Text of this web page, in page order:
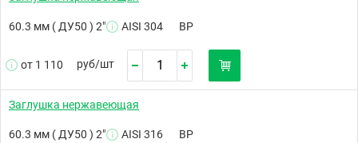
60.3 мм ( ДУ50 ) 2" AISI 304 ВР
от 1 110 руб/шт
Заглушка нержавеющая
60.3 мм ( ДУ50 ) 2" AISI 316 ВР